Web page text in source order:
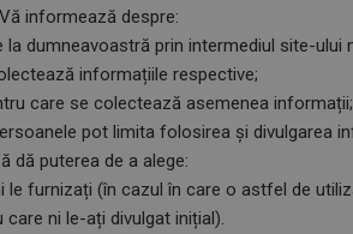
Vă informează despre:
dumneavoastră prin intermediul site-ului
informațiile respective;
care se colectează asemenea informații;
pot limita folosirea și divulgarea
dă puterea de a alege:
furnizați (în cazul în care o astfel de
care ni le-ați divulgat inițial).